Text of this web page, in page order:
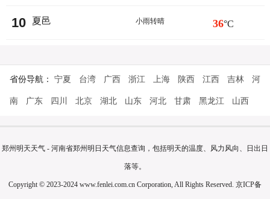
10 夏邑 小雨转晴 36°C
省份导航： 宁夏 台湾 广西 浙江 上海 陕西 江西 吉林 河
南 广东 四川 北京 湖北 山东 河北 甘肃 黑龙江 山西
郑州明天天气 - 河南省郑州明日天气信息查询，包括明天的温度、风力风向、日出日
落等。
Copyright © 2023-2024 www.fenlei.com.cn Corporation, All Rights Reserved. 京ICP备